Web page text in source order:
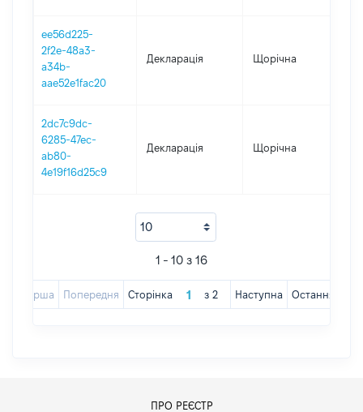
ee56d225-
2f2e-48a3-
a34b-
aae52e1fac20
Декларація Щорічна
2dc7c9dc-
6285-47ec-
ab80-
4e19f16d25c9
Декларація Щорічна
1 - 10 з 16
Перша Попередня Сторінка з 2 Наступна Остання
ПРО РЕЄСТР